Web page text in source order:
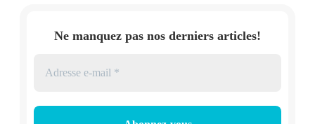
Ne manquez pas nos derniers articles!